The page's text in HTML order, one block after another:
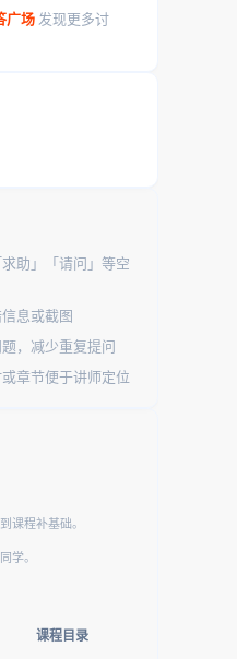
广场 发现更多讨
助」「请问」等空
息或截图
，减少重复提问
章节便于讲师定位
课程补基础。
学。
课程目录